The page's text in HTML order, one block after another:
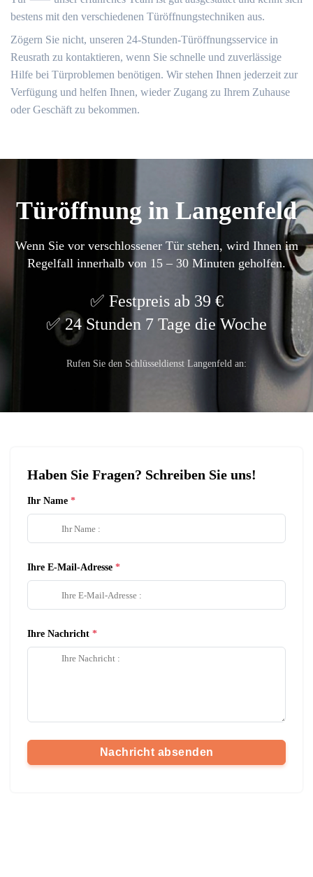
bestens mit den verschiedenen Türöffnungstechniken aus.​
Zögern Sie nicht, unseren 24-Stunden-Türöffnungsservice in
Reusrath zu kontaktieren, wenn Sie schnelle und zuverlässige
Hilfe bei Türproblemen benötigen.​ Wir stehen Ihnen jederzeit zur
Verfügung und helfen Ihnen, wieder Zugang zu Ihrem Zuhause
oder Geschäft zu bekommen.​
Türöffnung in Langenfeld
Wenn Sie vor verschlossener Tür stehen, wird Ihnen im
Regelfall innerhalb von 15 – 30 Minuten geholfen.
Festpreis ab 39 €
24 Stunden 7 Tage die Woche
Rufen Sie den Schlüsseldienst Langenfeld an:
Haben Sie Fragen? Schreiben Sie uns!
Ihr Name
Ihre E-Mail-Adresse
Ihre Nachricht
Nachricht absenden